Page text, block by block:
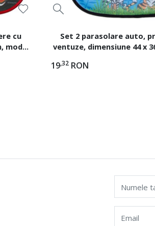
cu
model
Set 2 parasolare auto,
ventuze, dimensiune 44 x
19,32 RON
Numele
Email